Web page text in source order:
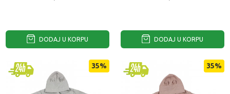
DODAJ U KORPU DODAJ U KORPU
35% 35%